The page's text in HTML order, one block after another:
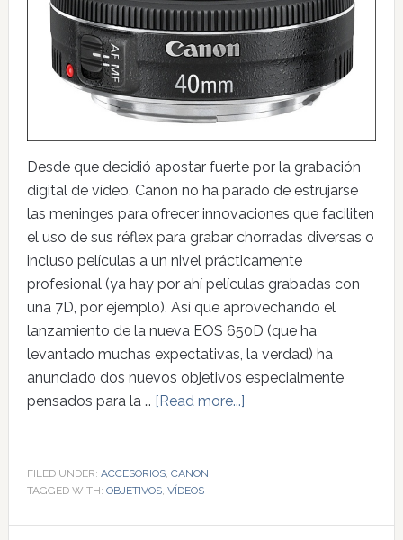
Desde que decidió apostar fuerte por la grabación
digital de vídeo, Canon no ha parado de estrujarse
las meninges para ofrecer innovaciones que faciliten
el uso de sus réflex para grabar chorradas diversas o
incluso películas a un nivel prácticamente
profesional (ya hay por ahí películas grabadas con
una 7D, por ejemplo). Así que aprovechando el
lanzamiento de la nueva EOS 650D (que ha
levantado muchas expectativas, la verdad) ha
anunciado dos nuevos objetivos especialmente
pensados para la … [Read more...]
FILED UNDER: ACCESORIOS, CANON
TAGGED WITH: OBJETIVOS, VÍDEOS